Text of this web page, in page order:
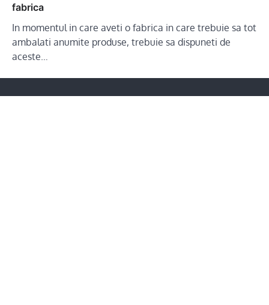
fabrica
In momentul in care aveti o fabrica in care trebuie sa tot
ambalati anumite produse, trebuie sa dispuneti de
aceste…